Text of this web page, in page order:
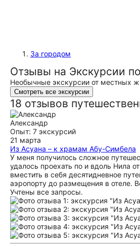
За городом
Отзывы на Экскурсии
Необычные экскурсии от местных
Смотреть все экскурсии
18 отзывов
Александр
Опыт: 7 экскурсий
21 марта
Из Асуана – к храмам Абу-Симбела
У меня получилось сложное
удалось проехать по и вдоль Нила
вместить в себя десятидневное
аэропорту до размещения в отеле.
Учтены все запросы.